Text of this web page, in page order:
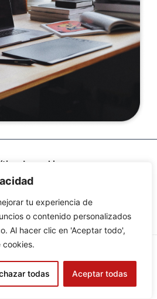
tu experiencia de
o contenido personalizados
Al hacer clic en 'Aceptar todo',
cookies.
todas Aceptar todas
de cookies
de privacidad
2026 Gestoría VCapital